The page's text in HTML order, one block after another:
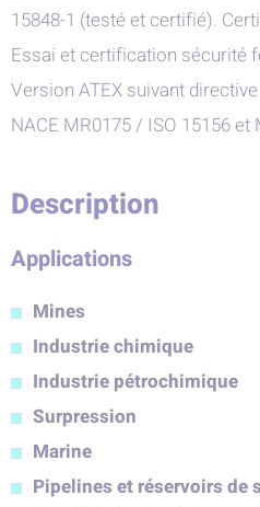
15848-1 (testé et certifié).
Essai et certification sécurité
Version ATEX suivant
NACE MR0175 / ISO 15156 et
Description
Applications
Mines
Industrie chimique
Industrie pétrochimique
Surpression
Marine
Pipelines et réservoirs de